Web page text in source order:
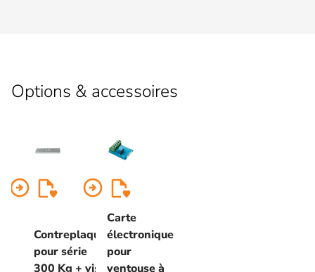
Options & accessoires
arrow_circle_right
Contreplaque
pour série
300 Kg + vis
arrow_circle_right
Carte
électronique
pour
ventouse à